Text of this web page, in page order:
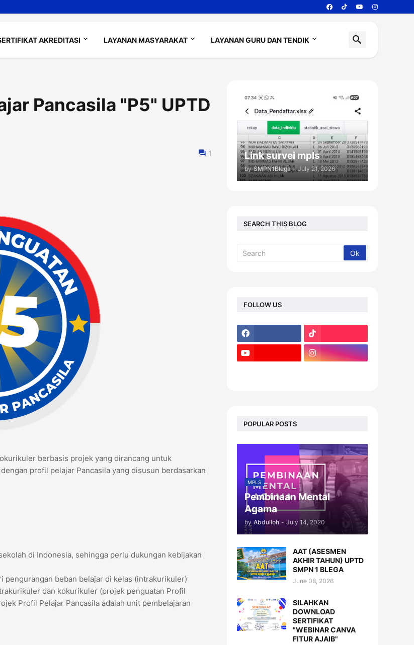
AKREDITASI LAYANAN MASYARAKAT LAYANAN GURU DAN TENDIK
Pancasila "P5" UPTD
1
berbasis projek yang dirancang untuk
profil pelajar Pancasila yang disusun berdasarkan
di Indonesia, sehingga perlu dukungan kebijakan
pengurangan beban belajar di kelas (intrakurikuler)
dan kokurikuler (projek penguatan Profil
Profil Pelajar Pancasila adalah unit pembelajaran
Link survei mpls
by SMPN1Blega - July 21, 2026
SEARCH THIS BLOG
FOLLOW US
POPULAR POSTS
MPLS
Pembinaan Mental
Agama
by Abdulloh - July 14, 2020
AAT (ASESMEN
AKHIR TAHUN) UPTD
SMPN 1 BLEGA
June 08, 2026
SILAHKAN
DOWNLOAD
SERTIFIKAT
"WEBINAR CANVA
FITUR AJAIB"